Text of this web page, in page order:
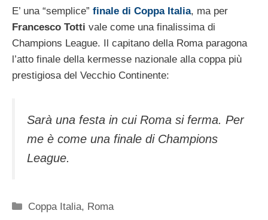
E’ una “semplice” finale di Coppa Italia, ma per
Francesco Totti vale come una finalissima di
Champions League. Il capitano della Roma paragona
l’atto finale della kermesse nazionale alla coppa più
prestigiosa del Vecchio Continente:
Sarà una festa in cui Roma si ferma. Per
me è come una finale di Champions
League.
Categorie
Coppa Italia, Roma